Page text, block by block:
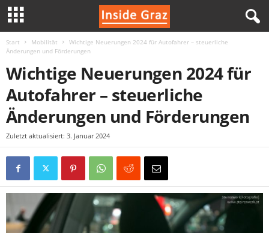
Start Mobilität
Wichtige Neuerungen 2024 für Autofahrer – steuerliche
Änderungen und Förderungen
Wichtige Neuerungen 2024 für
Autofahrer – steuerliche
Änderungen und Förderungen
Zuletzt aktualisiert: 3. Januar 2024